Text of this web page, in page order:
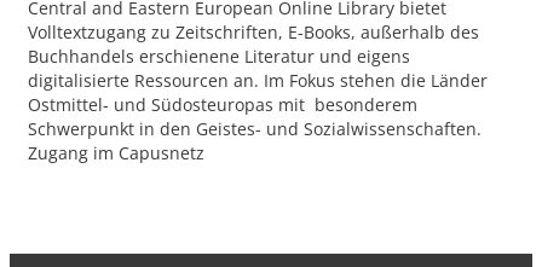
Central and Eastern European Online Library bietet
Volltextzugang zu Zeitschriften, E-Books, außerhalb des
Buchhandels erschienene Literatur und eigens
digitalisierte Ressourcen an. Im Fokus stehen die Länder
Ostmittel- und Südosteuropas mit besonderem
Schwerpunkt in den Geistes- und Sozialwissenschaften.
Zugang im Capusnetz